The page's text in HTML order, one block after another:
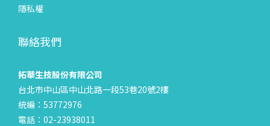
隱私權
聯絡我們
拓華生技股份有限公司
台北市中山區中山北路一段53巷20號2樓
統編：53772976
電話：02-23938011